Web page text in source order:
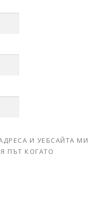
И УЕБСАЙТА МИ
ПЪТ КОГАТО